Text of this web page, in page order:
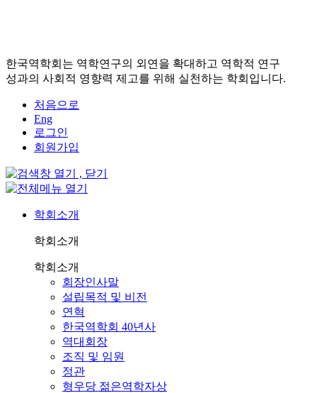
한국역학회는 역학연구의 외연을 확대하고 역학적 연구
성과의 사회적 영향력 제고를 위해 실천하는 학회입니다.
처음으로
Eng
로그인
회원가입
학회소개
학회소개
학회소개
회장인사말
설립목적 및 비전
연혁
한국역학회 40년사
역대회장
조직 및 임원
정관
형우당 젊은역학자상